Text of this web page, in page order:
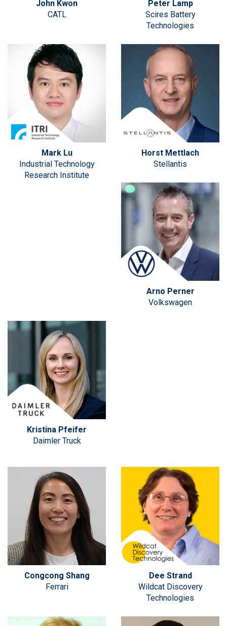
John Kwon
CATL
Peter Lamp
Scires Battery
Technologies
Mark Lu
Industrial Technology
Research Institute
Horst Mettlach
Stellantis
Arno Perner
Volkswagen
Kristina Pfeifer
Daimler Truck
Congcong Shang
Ferrari
Dee Strand
Wildcat Discovery
Technologies